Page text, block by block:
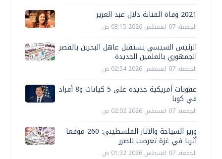
2021 وفاة الفنانة دلال عبد العزيز
الجمعة، 07 اغسطس 2026 03:15 ص
الرئيس السيسي يستقبل عاهل البحرين بالقصر
الجمهوري بالعلمين الجديدة
الجمعة، 07 اغسطس 2026 02:54 ص
عقوبات أمريكية جديدة على 5 كيانات و8 أفراد
في كوبا
الجمعة، 07 اغسطس 2026 02:02 ص
وزير السياحة والآثار الفلسطيني: 260 موقعا
أثريا في غزة تعرضت للضرر
الجمعة، 07 اغسطس 2026 01:32 ص